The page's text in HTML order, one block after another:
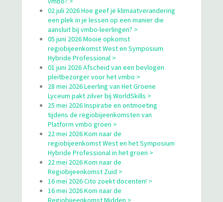
02 juli 2026 Hoe geef je klimaatverandering
een plek in je lessen op een manier die
aansluit bij vmbo-leerlingen? >
05 juni 2026 Mooie opkomst
regiobijeenkomst West en Symposium
Hybride Professional >
01 juni 2026 Afscheid van een bevlogen
pleitbezorger voor het vmbo >
28 mei 2026 Leerling van Het Groene
Lyceum pakt zilver bij WorldSkills >
25 mei 2026 Inspiratie en ontmoeting
tijdens de regiobijeenkomsten van
Platform vmbo groen >
22 mei 2026 Kom naar de
regiobijeenkomst West en het Symposium
Hybride Professional in het groen >
22 mei 2026 Kom naar de
Regiobijeenkomst Zuid >
16 mei 2026 Cito zoekt docenten! >
16 mei 2026 Kom naar de
Regiobijeenkomst Midden >